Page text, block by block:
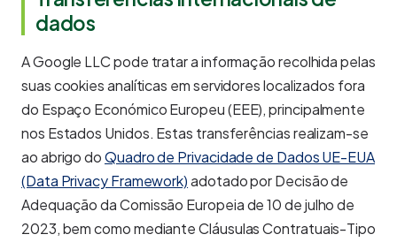
dados
A Google LLC pode tratar a informação recolhida pelas
suas cookies analíticas em servidores localizados fora
do Espaço Económico Europeu (EEE), principalmente
nos Estados Unidos. Estas transferências realizam-se
ao abrigo doQuadro de Privacidade de Dados UE-EUA
(Data Privacy Framework)adotado por Decisão de
Adequação da Comissão Europeia de 10 de julho de
2023, bem como mediante Cláusulas Contratuais-Tipo